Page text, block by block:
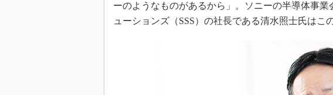
ーのようなものがあるから」。ソニーの半導体事
ューションズ（SSS）の社長である清水照士氏はこ